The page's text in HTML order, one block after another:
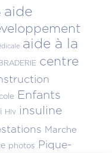
aide
aide à la
centre
Enfants
Hiv insuline
Marche
photos Pique-